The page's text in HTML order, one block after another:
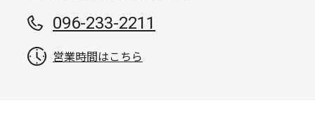
096-233-2211
営業時間はこちら